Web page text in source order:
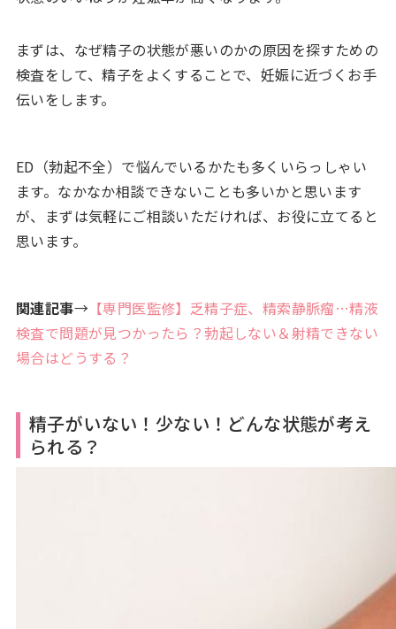
まずは、なぜ精子の状態が悪いのかの原因を探すための
検査をして、精子をよくすることで、妊娠に近づくお手
伝いをします。
ED（勃起不全）で悩んでいるかたも多くいらっしゃい
ます。なかなか相談できないことも多いかと思います
が、まずは気軽にご相談いただければ、お役に立てると
思います。
関連記事→【専門医監修】乏精子症、精索静脈瘤…精液
検査で問題が見つかったら？勃起しない＆射精できない
場合はどうする？
精子がいない！少ない！どんな状態が考え
られる？